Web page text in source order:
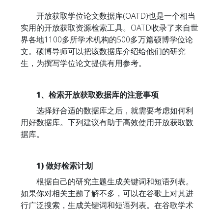
开放获取学位论文数据库(OATD)也是一个相当
实用的开放获取资源检索工具。OATD收录了来自世
界各地1100多所学术机构的500多万篇硕博学位论
文。硕博导师可以把该数据库介绍给他们的研究
生，为撰写学位论文提供有用参考。
1、检索开放获取数据库的注意事项
选择好合适的数据库之后，就需要考虑如何利
用好数据库。下列建议有助于高效使用开放获取数
据库。
1) 做好检索计划
根据自己的研究主题生成关键词和短语列表。
如果你对相关主题了解不多，可以在谷歌上对其进
行广泛搜索，生成关键词和短语列表。在谷歌学术